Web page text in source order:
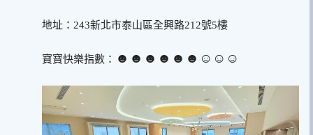
地址：243新北市泰山區全興路212號5樓
寶寶快樂指數： ☻☻☻☻☻☻☺︎☺︎☺︎